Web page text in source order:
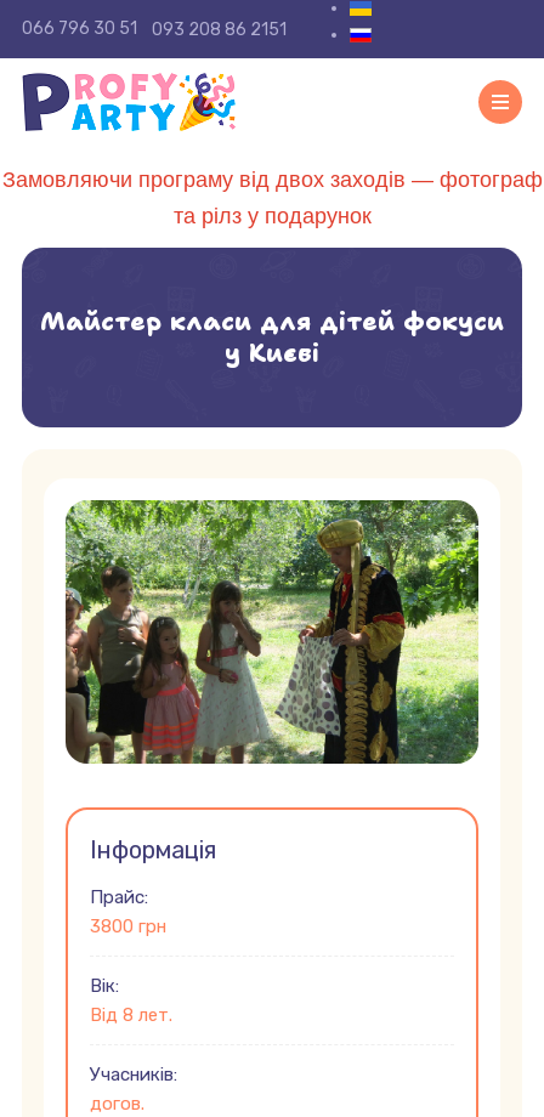
066 796 30 51 093 208 86 2151
Виберіть свою мову
Замовляючи програму від двох заходів — фотограф
та рілз у подарунок
Майстер класи для дітей фокуси
у Києві
Інформація
Прайс:
3800 грн
Вік:
Від 8 лет.
Учасників:
догов.